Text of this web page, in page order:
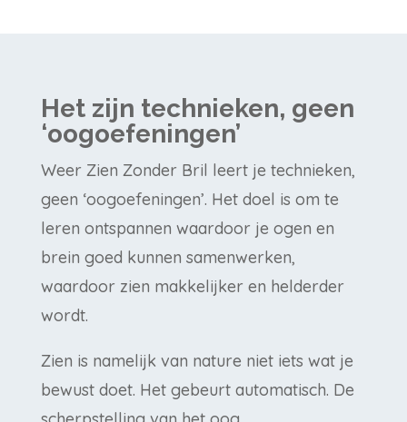
Het zijn technieken, geen
‘oogoefeningen’
Weer Zien Zonder Bril leert je technieken,
geen ‘oogoefeningen’. Het doel is om te
leren ontspannen waardoor je ogen en
brein goed kunnen samenwerken,
waardoor zien makkelijker en helderder
wordt.
Zien is namelijk van nature niet iets wat je
bewust doet. Het gebeurt automatisch. De